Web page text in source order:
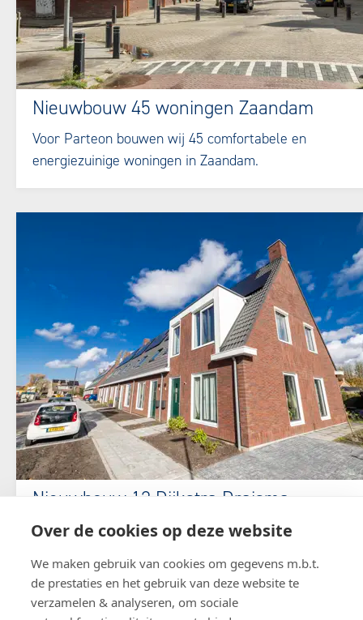
Over de cookies op deze website
We maken gebruik van cookies om gegevens m.b.t.
de prestaties en het gebruik van deze website te
verzamelen & analyseren, om sociale
Nieuwbouw 45 woningen Zaandam
Voor Parteon bouwen wij 45 comfortabele en
energiezuinige woningen in Zaandam.
Nieuwbouw 12 Dijkstra Draisma
woningen, Oppenhuizen
Elkien 12 Dijkstra Draisma woningen. De oude
woningen werden hiervoor gesloopt.